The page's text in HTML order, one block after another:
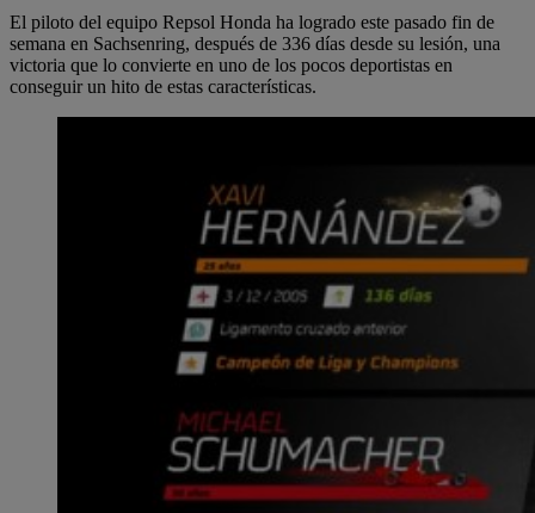
El piloto del equipo Repsol Honda ha logrado este pasado fin de
semana en Sachsenring, después de 336 días desde su lesión, una
victoria que lo convierte en uno de los pocos deportistas en
conseguir un hito de estas características.